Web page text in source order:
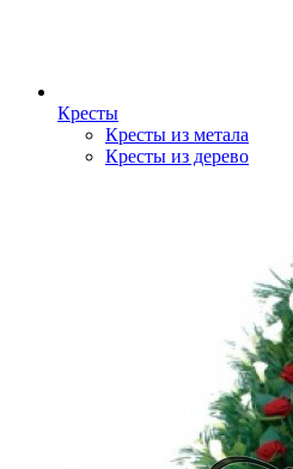
Кресты
Кресты из метала
Кресты из дерево